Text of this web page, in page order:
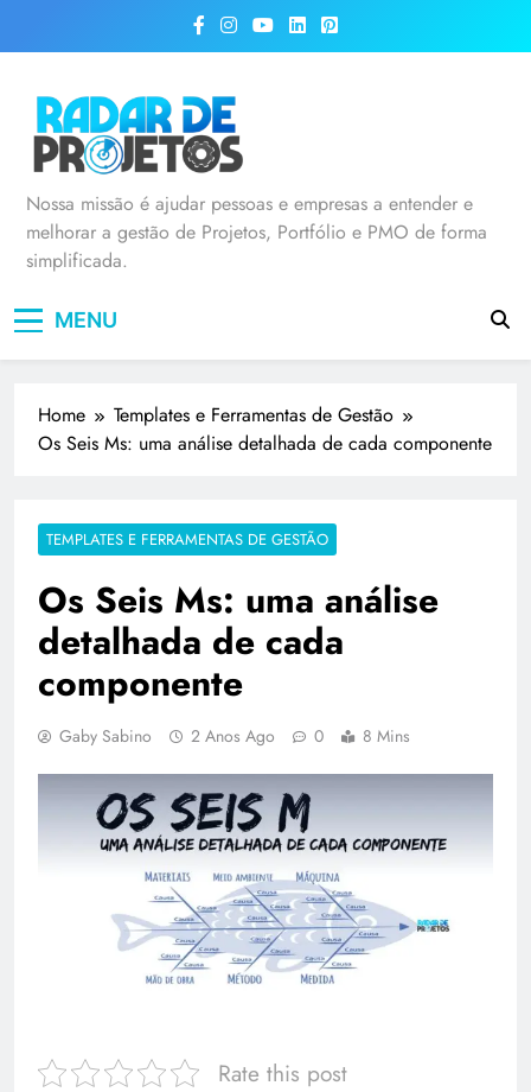
Radar de Projetos
Nossa missão é ajudar pessoas e empresas a entender e
melhorar a gestão de Projetos, Portfólio e PMO de forma
simplificada.
MENU
Home
Templates e Ferramentas de Gestão
Os Seis Ms: uma análise detalhada de cada componente
TEMPLATES E FERRAMENTAS DE GESTÃO
Os Seis Ms: uma análise
detalhada de cada
componente
Gaby Sabino 2 Anos Ago 0 8 Mins
Rate this post